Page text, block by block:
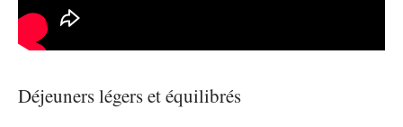
Déjeuners légers et équilibrés